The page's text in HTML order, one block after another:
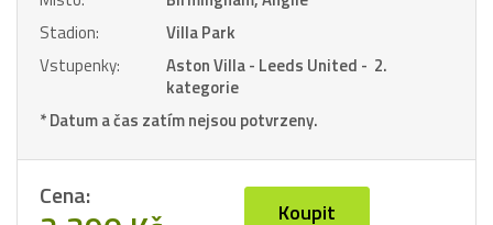
Stadion:
Villa Park
Vstupenky:
Aston Villa - Leeds United - 2.
kategorie
* Datum a čas zatím nejsou potvrzeny.
Cena:
Koupit